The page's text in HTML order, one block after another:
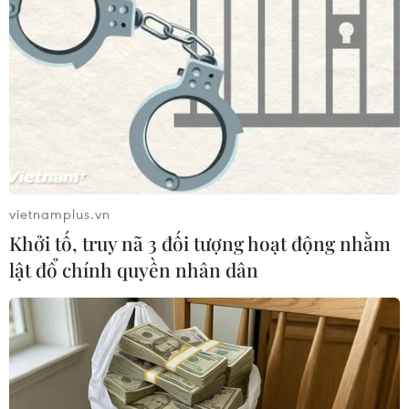
nông dân ngày càng bị cạnh tranh bởi cây sầu
riêng và càphê. Diện tích trồng mới có ghi nhận
nhưng không nhiều, chủ yếu trồng xen hồ tiêu
Gia đình chị Nguyễn Thị Thu, xã Ea Kpam, huyện Cư M’Gar,
vietnamplus.vn
Khởi tố, truy nã 3 đối tượng hoạt động nhằm
lật đổ chính quyền nhân dân